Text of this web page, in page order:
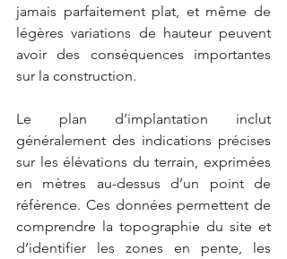
jamais parfaitement plat, et même de
légères variations de hauteur peuvent
avoir des conséquences importantes
sur la construction.
Le plan d’implantation inclut
généralement des indications précises
sur les élévations du terrain, exprimées
en mètres au-dessus d’un point de
référence. Ces données permettent de
comprendre la topographie du site et
d’identifier les zones en pente, les